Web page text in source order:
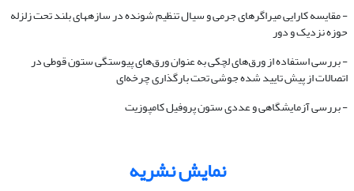
- مقایسه کارایی میراگرهای جرمی و سیال تنظیم شونده در سازههای بلند تحت زلزله‌
حوزه نزدیک و دور
- بررسی استفاده از ورق‌های لچکی به عنوان ورق‌های پیوستگی ستون قوطی در
اتصالات از پیش تایید شده جوشی تحت بارگذاری چرخه‌ای
- بررسی آزمایشگاهی و عددی ستون پروفیل کامپوزیت
نمایش نشریه